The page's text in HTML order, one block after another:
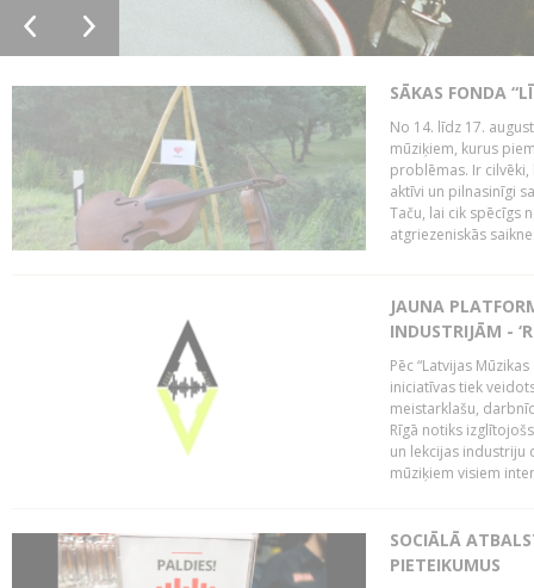
SĀKAS FONDA
No 14. līdz 17.
mūziķiem, kurus
problēmas. Ir
aktīvi un pilnasinīgi
Taču, lai cik spēcīgs
atgriezeniskās
JAUNA
INDUSTRIJĀM -
Pēc “Latvijas
iniciatīvas tiek
meistarklašu,
Rīgā notiks
un lekcijas industriju
mūziķiem visiem
SOCIĀLĀ
PIETEIKUMUS